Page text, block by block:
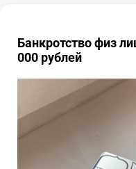
Банкротство физ
000 рублей